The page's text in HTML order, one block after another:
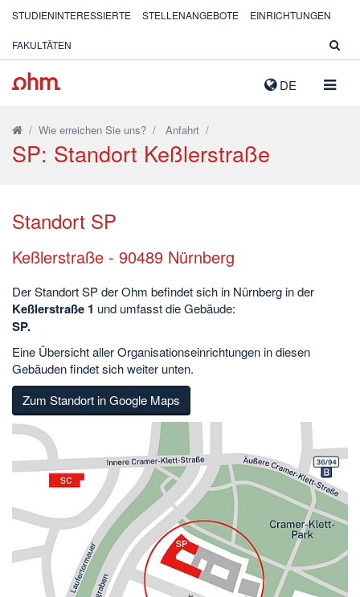
DE
STUDIENINTERESSIERTE STELLENANGEBOTE EINRICHTUNGEN
FAKULTÄTEN
/ Wie erreichen Sie uns? / Anfahrt /
SP: Standort Keßlerstraße
Standort SP
Keßlerstraße - 90489 Nürnberg
Der Standort SP der Ohm befindet sich in Nürnberg in der
Keßlerstraße 1 und umfasst die Gebäude:
SP.
Eine Übersicht aller Organisationseinrichtungen in diesen
Gebäuden findet sich weiter unten.
Zum Standort in Google Maps